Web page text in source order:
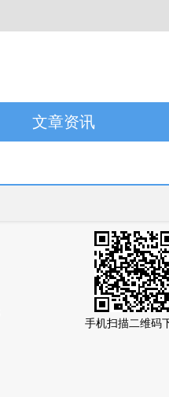
文章资讯
手机扫描二维码